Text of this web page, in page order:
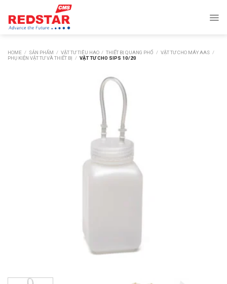
content
HOME / SẢN PHẨM / VẬT TƯ TIÊU HAO / THIẾT BỊ QUANG PHỔ / VẬT TƯ CHO MÁY AAS /
PHỤ KIỆN VẬT TƯ VÀ THIẾT BỊ / VẬT TƯ CHO SIPS 10/20